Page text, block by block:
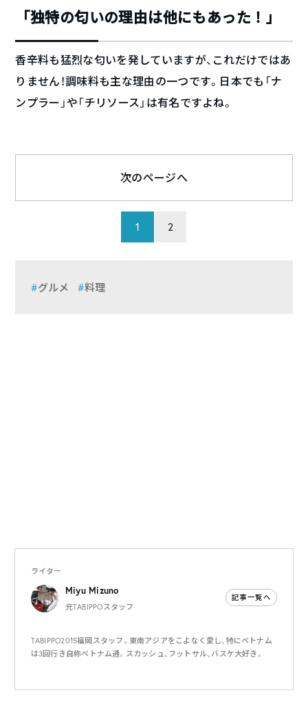
「独特の匂いの理由は他にもあった！」
香辛料も猛烈な匂いを発していますが、これだけではあ
りません！調味料も主な理由の一つです。日本でも「ナ
ンプラー」や「チリソース」は有名ですよね。
1 2
次のページへ
グルメ 料理
ライター
Miyu Mizuno
元TABIPPOスタッフ
記事一覧へ
TABIPPO2015福岡スタッフ。東南アジアをこよなく愛し、特にベトナム
は3回行き自称ベトナム通。スカッシュ、フットサル、バスケ大好き。